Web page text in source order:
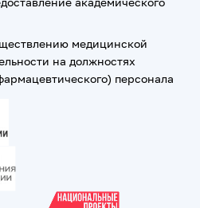
медицинской
на должностях
персонала